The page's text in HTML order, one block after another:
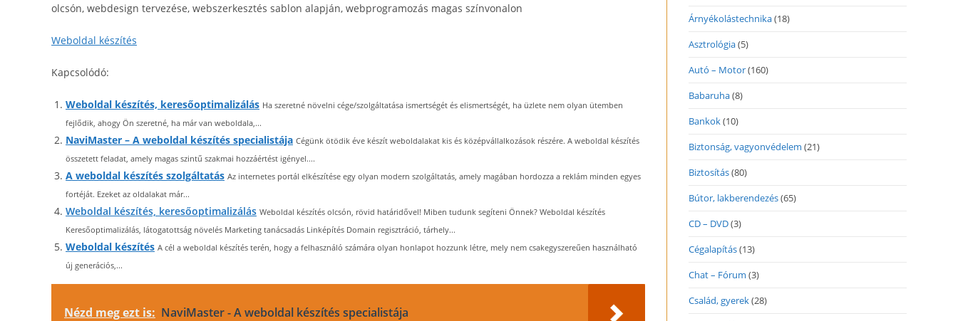
olcsón, webdesign tervezése, webszerkesztés sablon alapján, webprogramozás magas színvonalon
Weboldal készítés
Kapcsolódó:
Weboldal készítés, keresőoptimalizálás Ha szeretné növelni cége/szolgáltatása ismertségét és elismertségét, ha üzlete nem olyan ütemben
fejlődik, ahogy Ön szeretné, ha már van weboldala,...
NaviMaster – A weboldal készítés specialistája Cégünk ötödik éve készít weboldalakat kis és középvállalkozások részére. A weboldal készítés
összetett feladat, amely magas szintű szakmai hozzáértést igényel....
A weboldal készítés szolgáltatás Az internetes portál elkészítése egy olyan modern szolgáltatás, amely magában hordozza a reklám minden egyes
fortéját. Ezeket az oldalakat már...
Weboldal készítés, keresőoptimalizálás Weboldal készítés olcsón, rövid határidővel! Miben tudunk segíteni Önnek? Weboldal készítés
Keresőoptimalizálás, látogatottság növelés Marketing tanácsadás Linképítés Domain regisztráció, tárhely...
Weboldal készítés A cél a weboldal készítés terén, hogy a felhasználó számára olyan honlapot hozzunk létre, mely nem csakegyszereűen használható
új generációs,...
Nézd meg ezt is: NaviMaster - A weboldal készítés specialistája
Árnyékolástechnika(18)
Asztrológia(5)
Autó – Motor(160)
Babaruha(8)
Bankok(10)
Biztonság, vagyonvédelem (21)
Biztosítás(80)
Bútor, lakberendezés(65)
CD – DVD(3)
Cégalapítás(13)
Chat – Fórum (3)
Család, gyerek(28)